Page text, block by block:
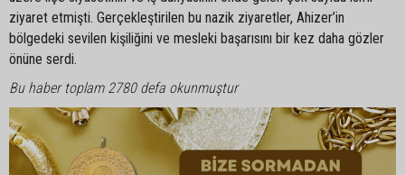
ziyaret etmişti. Gerçekleştirilen bu nazik ziyaretler, Ahizer’in
bölgedeki sevilen kişiliğini ve mesleki başarısını bir kez daha gözler
önüne serdi.
Bu haber toplam 2780 defa okunmuştur